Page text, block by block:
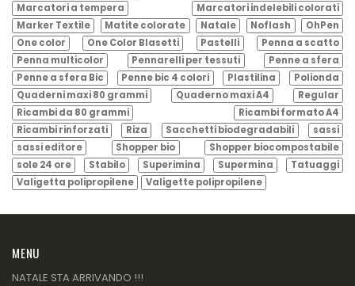
Marcatori a tempera
Marcatori indelebili colorati
Marker Textile
Matite colorate Natale Noflash
OhPen
One color
One Color Blasetti Pastelli
Penna a scatto
Penna multicolor
Pennarelli per tessuti
Penne a sfera
Penne a sfera Bic
Penne bic 4 colori Plastilina
Polionda
Quaderni maxi 80 grammi
Quaderno maxi A4
Regular
Ricambi da 80 grammi
Ricambi formato A4
Ricambi rinforzati
Riza Sacchetti biodegradabili
sassi
sassi editore
Shopper bio
Shopper biocompostabile
sole 24 ore
Stabilo Superimina Supermina
Tatuaggi
Valigetta polipropilene
Valigette polipropilene
MENU
NATALE STA ARRIVANDO !!!